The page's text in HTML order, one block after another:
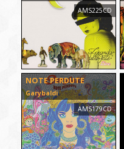
AMS225CD
NOTE PERDUTE
Garybaldi
AMS179CD